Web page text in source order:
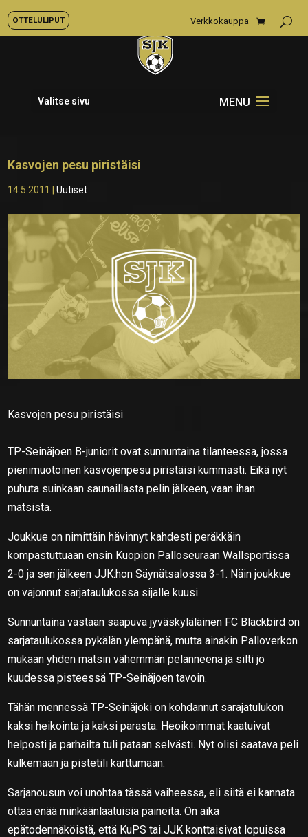
OTTELULIPUT Verkkokauppa
Valitse sivu
Kasvojen pesu piristäisi
14.5.2011 |Uutiset
Kasvojen pesu piristäisi
TP-Seinäjoen B-juniorit ovat sunnuntaina tilanteessa, jossa
pienimuotoinen kasvojenpesu piristäisi kummasti. Eikä nyt
puhuta suinkaan saunaillasta pelin jälkeen, vaan ihan
matsista.
Joukkue on nimittäin hävinnyt kahdesti peräkkäin
kompastuttuaan ensin Kuopion Palloseuraan Wallsportissa
2-0 ja sen jälkeen JJK:hon Säynätsalossa 3-1. Näin joukkue
on vajonnut sarjataulukossa sijalle kuusi.
Sunnuntaina vastaan saapuva jyväskyläläinen FC Blackbird on
sarjataulukossa pykälän ylempänä, mutta ainakin Palloverkon
mukaan yhden matsin vähemmän pelanneena ja silti jo
kuudessa pisteessä TP-Seinäjoen tavoin.
Tähän mennessä TP-Seinäjoki on kohdannut sarajatulukon
kaksi heikointa ja kaksi parasta. Heoikoimmat kaatuivat
helposti ja parhailta tuli pataan selvästi. Nyt olisi saatava peli
kulkemaan ja pistetili karttumaan.
Sarjanousun voi unohtaa tässä vaiheessa, eli siitä ei kannata
ottaa enää minkäänlaatuisia paineita. On aika
epätodennäköistä, että KuPS tai JJK konttaisivat lopuissa